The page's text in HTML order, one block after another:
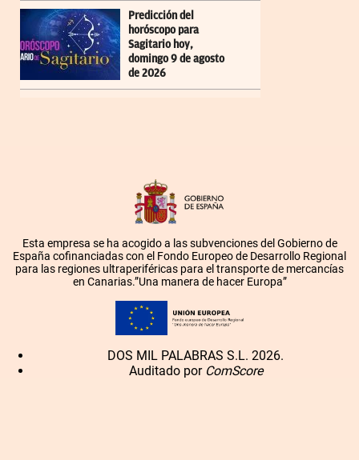
Predicción del
horóscopo para
Sagitario hoy,
domingo 9 de agosto
de 2026
Esta empresa se ha acogido a las subvenciones del Gobierno de
España cofinanciadas con el Fondo Europeo de Desarrollo Regional
para las regiones ultraperiféricas para el transporte de mercancías
en Canarias.”Una manera de hacer Europa”
DOS MIL PALABRAS S.L. 2026.
Auditado por ComScore